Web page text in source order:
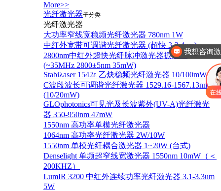
More>>
光纤激光器子分类
光纤激光器
大功率窄线宽稳频光纤激光器 780nm 1W
中红外宽带可调谐光纤激光器 (超快 3-3.4um)
2800nm中红外超快光纤脉冲激光器振荡器
(~35MHz 2800±5nm 35mW)
Stabiλaser 1542ε 乙炔稳频光纤激光器 10/100mW
C波段波长可调谐光纤激光器 1529.16-1567.13nm
(10/20mW)
GLOphotonics可见光及长波紫外(UV-A)光纤激光
器 350-950nm 47mW
1550nm 高功率单模光纤激光器
1064nm 高功率光纤激光器 2W/10W
1550nm 单模光纤耦合激光器 1~20W (台式)
Denselight 单频超窄线宽激光器 1550nm 10mW（＜
200KHZ）
LumIR 3200 中红外连续功率光纤激光器 3.1-3.3um
5W
这款价格最低